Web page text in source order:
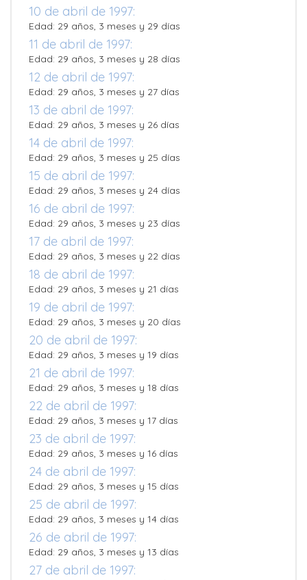
10 de abril de 1997:
Edad: 29 años, 3 meses y 29 días
11 de abril de 1997:
Edad: 29 años, 3 meses y 28 días
12 de abril de 1997:
Edad: 29 años, 3 meses y 27 días
13 de abril de 1997:
Edad: 29 años, 3 meses y 26 días
14 de abril de 1997:
Edad: 29 años, 3 meses y 25 días
15 de abril de 1997:
Edad: 29 años, 3 meses y 24 días
16 de abril de 1997:
Edad: 29 años, 3 meses y 23 días
17 de abril de 1997:
Edad: 29 años, 3 meses y 22 días
18 de abril de 1997:
Edad: 29 años, 3 meses y 21 días
19 de abril de 1997:
Edad: 29 años, 3 meses y 20 días
20 de abril de 1997:
Edad: 29 años, 3 meses y 19 días
21 de abril de 1997:
Edad: 29 años, 3 meses y 18 días
22 de abril de 1997:
Edad: 29 años, 3 meses y 17 días
23 de abril de 1997:
Edad: 29 años, 3 meses y 16 días
24 de abril de 1997:
Edad: 29 años, 3 meses y 15 días
25 de abril de 1997:
Edad: 29 años, 3 meses y 14 días
26 de abril de 1997:
Edad: 29 años, 3 meses y 13 días
27 de abril de 1997: